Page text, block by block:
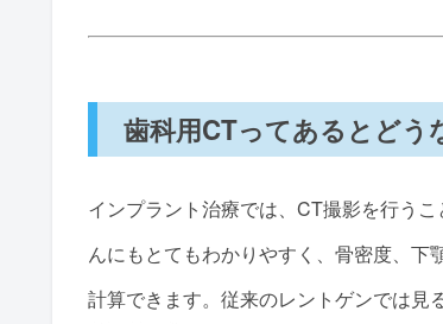
歯科用CTってあるとどう
インプラント治療では、CT撮影を行う
んにもとてもわかりやすく、骨密度、
計算できます。従来のレントゲンでは見